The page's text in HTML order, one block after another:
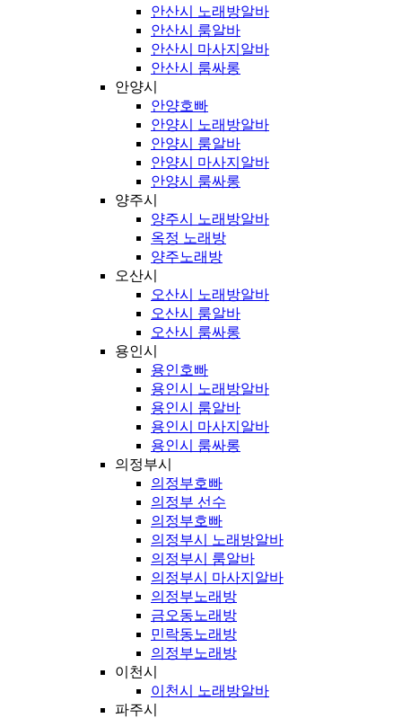
안산시 노래방알바
안산시 룸알바
안산시 마사지알바
안산시 룸싸롱
안양시
안양호빠
안양시 노래방알바
안양시 룸알바
안양시 마사지알바
안양시 룸싸롱
양주시
양주시 노래방알바
옥정 노래방
양주노래방
오산시
오산시 노래방알바
오산시 룸알바
오산시 룸싸롱
용인시
용인호빠
용인시 노래방알바
용인시 룸알바
용인시 마사지알바
용인시 룸싸롱
의정부시
의정부호빠
의정부 선수
의정부호빠
의정부시 노래방알바
의정부시 룸알바
의정부시 마사지알바
의정부노래방
금오동노래방
민락동노래방
의정부노래방
이천시
이천시 노래방알바
파주시